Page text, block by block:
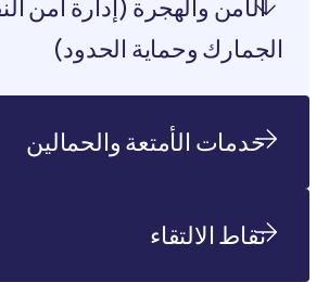
الأمن والهجرة (إدارة أمن
الجمارك وحماية الحدود)
خدمات الأمتعة والحمالين
نقاط الالتقاء